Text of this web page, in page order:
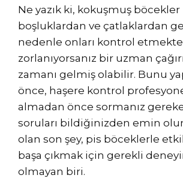
Ne yazık ki, kokuşmuş
boşluklardan ve çatlaklardan
nedenle onları kontrol etmekte
zorlanıyorsanız bir uzman
zamanı gelmiş olabilir. Bunu
önce, haşere kontrol
almadan önce sormanız
soruları bildiğinizden emin
olan son şey, pis böceklerle
başa çıkmak için gerekli
olmayan biri.